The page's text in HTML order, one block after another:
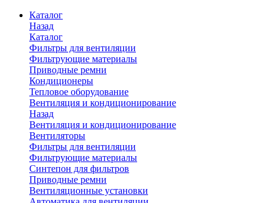
Каталог
Назад
Каталог
Фильтры для вентиляции
Фильтрующие материалы
Приводные ремни
Кондиционеры
Тепловое оборудование
Вентиляция и кондиционирование
Назад
Вентиляция и кондиционирование
Вентиляторы
Фильтры для вентиляции
Фильтрующие материалы
Синтепон для фильтров
Приводные ремни
Вентиляционные установки